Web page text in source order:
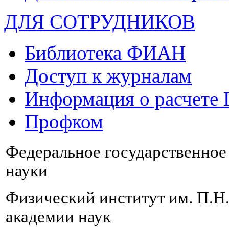
ДЛЯ СОТРУДНИКОВ
Библиотека ФИАН
Доступ к журналам
Информация о
Профком
Федеральное
науки
Физический институт им.
академии наук